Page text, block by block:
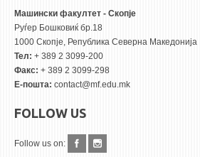
Машински факултет - Скопје
Руѓер Бошковиќ бр.18
1000 Скопје, Република Северна Македонија
Тел: + 389 2 3099-200
Факс: + 389 2 3099-298
Е-пошта: contact@mf.edu.mk
FOLLOW US
Follow us on: